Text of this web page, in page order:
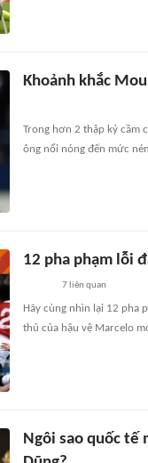
Khoảnh khắc
Trong hơn 2 thập kỷ cầm
ông nổi nóng đến mức
12 pha phạm lỗi
7 liên quan
Hãy cùng nhìn lại 12 pha
thủ của hậu vệ Marcelo
Ngôi sao quốc